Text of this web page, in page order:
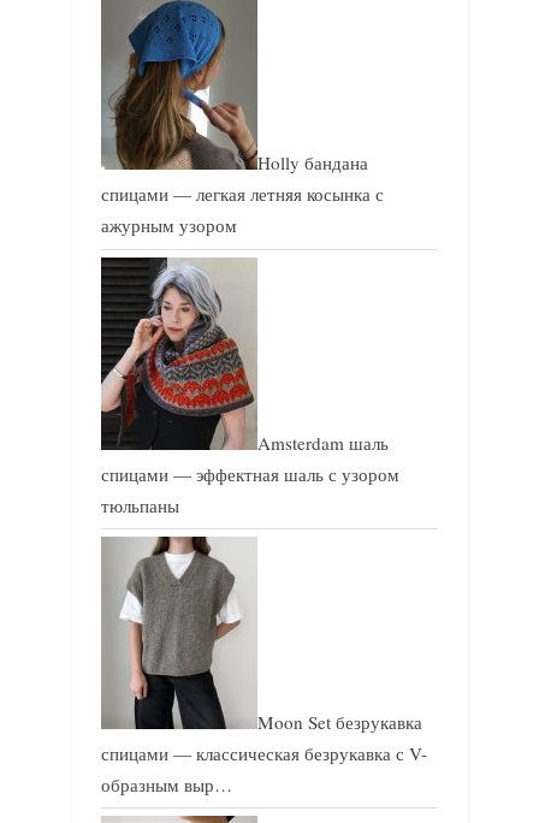
Holly бандана
спицами — легкая летняя косынка с
ажурным узором
Amsterdam шаль
спицами — эффектная шаль с узором
тюльпаны
Moon Set безрукавка
спицами — классическая безрукавка с V-
образным выр…